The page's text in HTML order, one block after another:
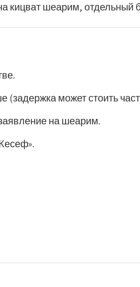
кицват шеарим, отдельный
(задержка может стоить
на шеарим.